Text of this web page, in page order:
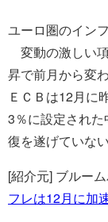
ユーロ圏のイン
変動の激しい
昇で前月から変わ
ＥＣＢは12月に
3％に設定され
復を遂げていな
[紹介元] ブルー
フレは12月に加